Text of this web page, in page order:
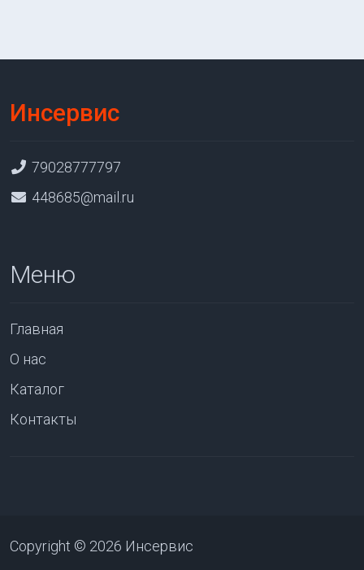
Инсервис
79028777797
448685@mail.ru
Меню
Главная
О нас
Каталог
Контакты
Copyright © 2026 Инсервис